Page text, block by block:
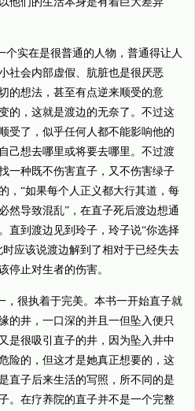
实在是很普通的人物，普通得让人
社会内部虚假、肮脏也是很厌恶
的想法，甚至有点逆来顺受的意
的，这就是渡边的无奈了。不过这
受了，似乎任何人都不能影响他的
己想去哪里或将要去哪里。不过渡
一种既不伤害直子，又不伤害绿子
，“如果每个人正义都大行其道，每
然导致混乱”，在直子死后渡边想通
直到渡边见到玲子，玲子说“你选择
应该说渡边解到了相对于已经失去
停止对生者的伤害。
很执着于完美。本书一开始直子就
的井，一口深的并且一但坠入便只
是很吸引直子的井，因为坠入井中
险的，但这才是她真正想要的，这
直子后来生活的写照，所不同的是
。在疗养院的直子并不是一个完整